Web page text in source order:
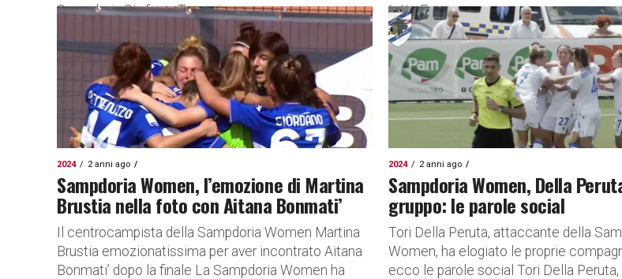
Sampdoria Stefania Tarenzi...
tutta Europa...
2024 2 anni ago
Sampdoria Women, l’emozione di Martina
Brustia nella foto con Aitana Bonmati’
Il centrocampista della Sampdoria Women Martina
Brustia emozionatissima per aver incontrato Aitana
Bonmati’ dopo la finale La Sampdoria Women ha
2024 2 anni ago
Sampdoria Women, Della
gruppo: le parole social
Tori Della Peruta, attaccante della
Women, ha elogiato le proprie
ecco le parole social Tori Della